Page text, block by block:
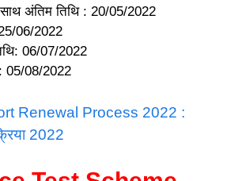
अंतिम तिथि : 20/05/2022
06/2022
06/07/2022
: 05/08/2022
Renewal Process 2022 :
2022